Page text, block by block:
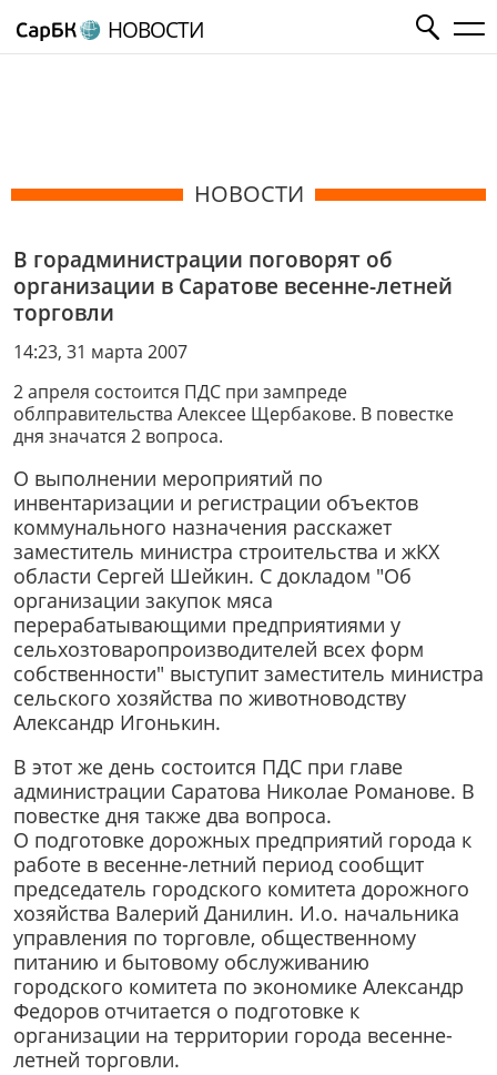
НОВОСТИ
НОВОСТИ
В горадминистрации поговорят об
организации в Саратове весенне-летней
торговли
14:23, 31 марта 2007
2 апреля состоится ПДС при зампреде
облправительства Алексее Щербакове. В повестке
дня значатся 2 вопроса.
О выполнении мероприятий по
инвентаризации и регистрации объектов
коммунального назначения расскажет
заместитель министра строительства и жКХ
области Сергей Шейкин. С докладом "Об
организации закупок мяса
перерабатывающими предприятиями у
сельхозтоваропроизводителей всех форм
собственности" выступит заместитель министра
сельского хозяйства по животноводству
Александр Игонькин.
В этот же день состоится ПДС при главе
администрации Саратова Николае Романове. В
повестке дня также два вопроса.
О подготовке дорожных предприятий города к
работе в весенне-летний период сообщит
председатель городского комитета дорожного
хозяйства Валерий Данилин. И.о. начальника
управления по торговле, общественному
питанию и бытовому обслуживанию
городского комитета по экономике Александр
Федоров отчитается о подготовке к
организации на территории города весенне-
летней торговли.